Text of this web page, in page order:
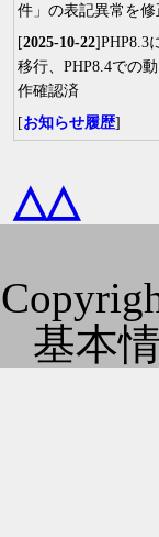
件」の表記異常を修
[2025-10-22]PHP8.3
移行、PHP8.4での動
作確認済
[お知らせ履歴]
△△
基本